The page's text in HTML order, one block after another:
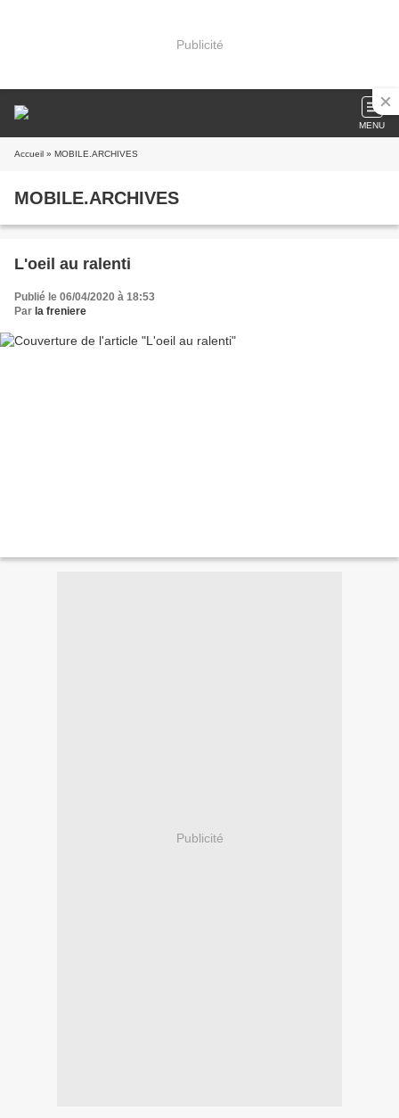
Publicité
MENU
Accueil » MOBILE.ARCHIVES
MOBILE.ARCHIVES
L'oeil au ralenti
Publié le 06/04/2020 à 18:53
Par la freniere
Publicité